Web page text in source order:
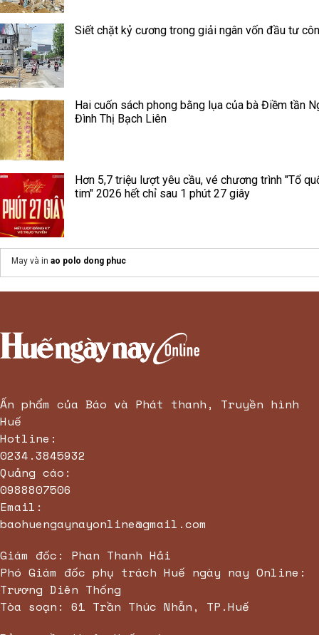
Siết chặt kỷ cương trong giải ngân vốn đầu tư
Hai cuốn sách phong bằng lụa của bà Điềm tần
Đình Thị Bạch Liên
Hơn 5,7 triệu lượt yêu cầu, vé chương trình "Tổ
tim" 2026 hết chỉ sau 1 phút 27 giây
May và in ao polo dong phuc
Ấn phẩm của Báo và Phát thanh, Truyền hình
Huế
Hotline:
0234.3845932
Quảng cáo:
0988807506
Email:
baohuengaynayonline@gmail.com
Giám đốc: Phan Thanh Hải
Phó Giám đốc phụ trách Huế ngày nay Online:
Trương Diên Thống
Tòa soạn: 61 Trần Thúc Nhẫn, TP.Huế